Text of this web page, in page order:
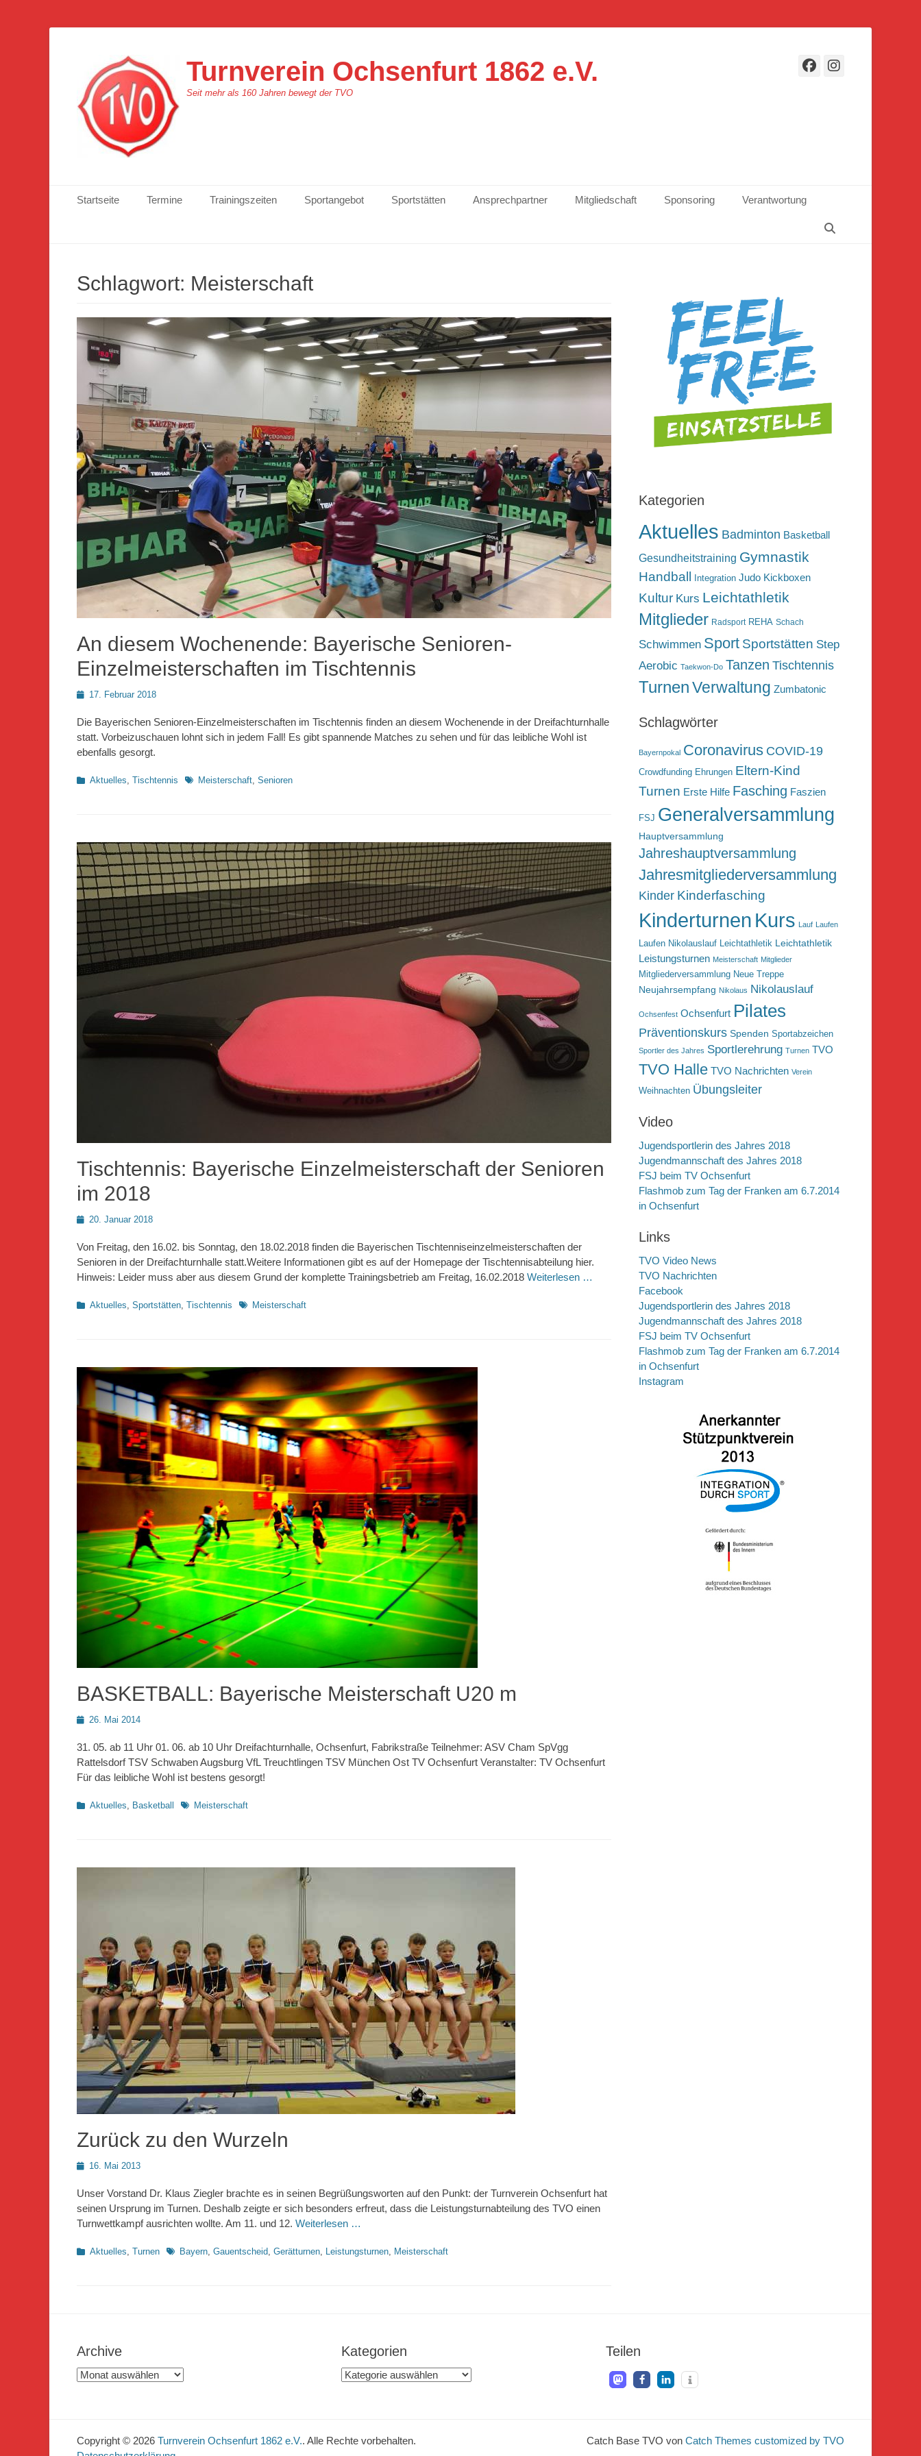
Turnverein Ochsenfurt 1862 e.V.
Seit mehr als 160 Jahren bewegt der TVO
Facebook
Primäres Menü
Inhalt
Startseite Termine Trainingszeiten Sportangebot Sportstätten Ansprechpartner Mitgliedschaft Sponsoring
Verantwortung
Schlagwort: Meisterschaft
An diesem Wochenende: Bayerische Senioren-
Einzelmeisterschaften im Tischtennis
Posted17. Februar 2018
Die Bayerischen Senioren-Einzelmeisterschaften im Tischtennis finden an diesem Wochenende in der Dreifachturnhalle
statt. Vorbeizuschauen lohnt sich in jedem Fall! Es gibt spannende Matches zu sehen und für das leibliche Wohl ist
ebenfalls gesorgt.
Kategorien
Aktuelles, Tischtennis Schlagworte
Meisterschaft, Senioren
Tischtennis: Bayerische Einzelmeisterschaft der Senioren
im 2018
Posted20. Januar 2018
Von Freitag, den 16.02. bis Sonntag, den 18.02.2018 finden die Bayerischen Tischtenniseinzelmeisterschaften der
Senioren in der Dreifachturnhalle statt.Weitere Informationen gibt es auf der Homepage der Tischtennisabteilung hier.
Hinweis: Leider muss aber aus diesem Grund der komplette Trainingsbetrieb am Freitag, 16.02.2018 Weiterlesen …
Kategorien
Aktuelles, Sportstätten, Tischtennis Schlagworte
Meisterschaft
BASKETBALL: Bayerische Meisterschaft U20 m
Posted26. Mai 2014
31. 05. ab 11 Uhr 01. 06. ab 10 Uhr Dreifachturnhalle, Ochsenfurt, Fabrikstraße Teilnehmer: ASV Cham SpVgg
Rattelsdorf TSV Schwaben Augsburg VfL Treuchtlingen TSV München Ost TV Ochsenfurt Veranstalter: TV Ochsenfurt
Für das leibliche Wohl ist bestens gesorgt!
Kategorien
Aktuelles Basketball Schlagworte
Meisterschaft
Zurück zu den Wurzeln
Posted16. Mai 2013
Unser Vorstand Dr. Klaus Ziegler brachte es in seinen Begrüßungsworten auf den Punkt: der Turnverein Ochsenfurt hat
seinen Ursprung im Turnen. Deshalb zeigte er sich besonders erfreut, dass die Leistungsturnabteilung des TVO einen
Turnwettkampf ausrichten wollte. Am 11. und 12. Weiterlesen …
Kategorien
Aktuelles Turnen Schlagworte
Bayern Gauentscheid Gerätturnen Leistungsturnen Meisterschaft
Kategorien
Aktuelles Badminton Basketball
Gesundheitstraining Gymnastik
Handball Integration Judo Kickboxen
Kultur Kurs Leichtathletik
Mitglieder Radsport REHA Schach
Schwimmen Sport Sportstätten Step
Aerobic Taekwon-Do Tanzen Tischtennis
TurnenVerwaltung Zumbatonic
Schlagwörter
Bayernpokal Coronavirus COVID-19
Crowdfunding Ehrungen Eltern-Kind
Turnen Erste Hilfe Fasching Faszien
FSJ Generalversammlung
Hauptversammlung
Jahreshauptversammlung
Jahresmitgliederversammlung
Kinder Kinderfasching
Kinderturnen Kurs Lauf Laufen
Laufen Nikolauslauf Leichtathletik Leichtathletik
Leistungsturnen Meisterschaft Mitglieder
Mitgliederversammlung Neue Treppe
Neujahrsempfang Nikolaus Nikolauslauf
Ochsenfest Ochsenfurt Pilates
Präventionskurs Spenden Sportabzeichen
Sportler des Jahres Sportlerehrung Turnen TVO
TVO Halle TVO Nachrichten Verein
Weihnachten Übungsleiter
Video
Jugendsportlerin des Jahres 2018
Jugendmannschaft des Jahres 2018
FSJ beim TV Ochsenfurt
Flashmob zum Tag der Franken am 6.7.2014
in Ochsenfurt
Links
TVO Video News
TVO Nachrichten
Facebook
Jugendsportlerin des Jahres 2018
Jugendmannschaft des Jahres 2018
FSJ beim TV Ochsenfurt
Flashmob zum Tag der Franken am 6.7.2014
in Ochsenfurt
Instagram
Archive
Archive
Kategorien
Kategorien
Teilen
Copyright © 2026 Turnverein Ochsenfurt 1862 e.V.. Alle Rechte vorbehalten.
Catch Base TVO von Catch Themes customized by TVO